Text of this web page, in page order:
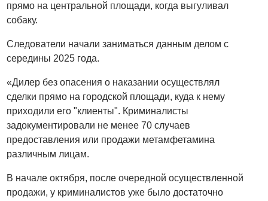
прямо на центральной площади, когда выгуливал
собаку.
Следователи начали заниматься данным делом с
середины 2025 года.
«Дилер без опасения о наказании осуществлял
сделки прямо на городской площади, куда к нему
приходили его "клиенты". Криминалисты
задокументировали не менее 70 случаев
предоставления или продажи метамфетамина
различным лицам.
В начале октября, после очередной осуществленной
продажи, у криминалистов уже было достаточно